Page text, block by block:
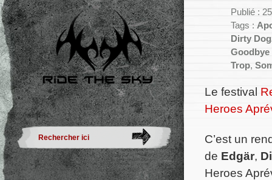
Publié :
Tags :
Dirty
Goodbye
Trop,
Le festival
Heroes
C’est un
de Edgär,
Heroes